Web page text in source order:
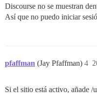
Discourse no se muestran
Así que no puedo iniciar
pfaffman (Jay Pfaffman) 4
Si el sitio está activo, añade